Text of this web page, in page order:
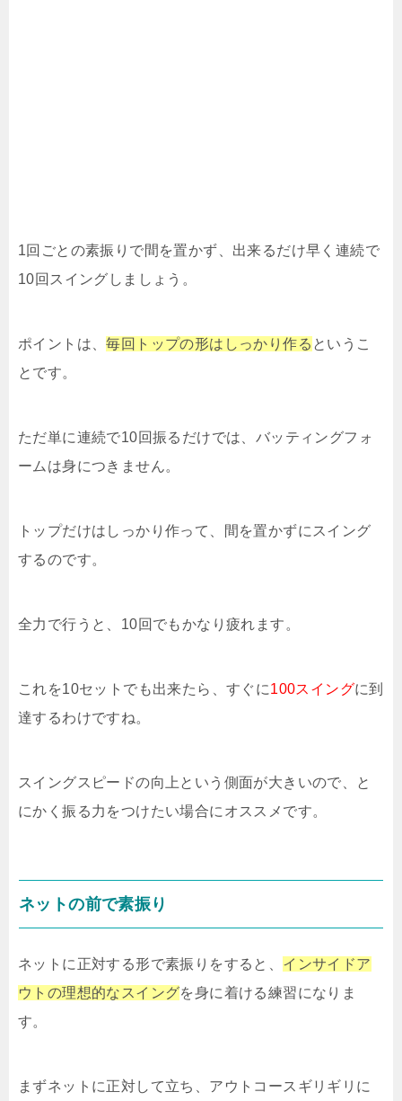
1回ごとの素振りで間を置かず、出来るだけ早く連続で
10回スイングしましょう。
ポイントは、毎回トップの形はしっかり作る というこ
とです。
ただ単に連続で10回振るだけでは、バッティングフォ
ームは身につきません。
トップだけはしっかり作って、間を置かずにスイング
するのです。
全力で行うと、10回でもかなり疲れます。
これを10セットでも出来たら、すぐに100スイングに到
達するわけですね。
スイングスピードの向上という側面が大きいので、と
にかく振る力をつけたい場合にオススメです。
ネットの前で素振り
ネットに正対する形で素振りをすると、 インサイドア
ウトの理想的なスイングを身に着ける練習になりま
す。
まずネットに正対して立ち、アウトコースギリギリに